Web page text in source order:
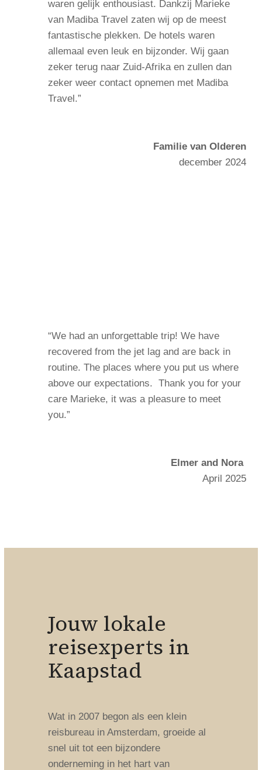
waren gelijk enthousiast. Dankzij Marieke
van Madiba Travel zaten wij op de meest
fantastische plekken. De hotels waren
allemaal even leuk en bijzonder. Wij gaan
zeker terug naar Zuid-Afrika en zullen dan
zeker weer contact opnemen met Madiba
Travel.”
Familie van Olderen
december 2024
“We had an unforgettable trip! We have
recovered from the jet lag and are back in
routine. The places where you put us where
above our expectations. Thank you for your
care Marieke, it was a pleasure to meet
you.”
Elmer and Nora
April 2025
Jouw lokale
reisexperts in
Kaapstad
Wat in 2007 begon als een klein
reisbureau in Amsterdam, groeide al
snel uit tot een bijzondere
onderneming in het hart van